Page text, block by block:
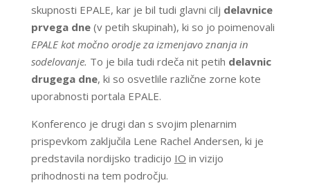
skupnosti EPALE, kar je bil tudi glavni cilj delavnice
prvega dne(v petih skupinah), ki so jo poimenovali
EPALE kot močno orodje za izmenjavo znanja in
sodelovanje. To je bila tudi rdeča nit petih delavnic
drugega dne, ki so osvetlile različne zorne kote
uporabnosti portala EPALE.
Konferenco je drugi dan s svojim plenarnim
prispevkom zaključila Lene Rachel Andersen, ki je
predstavila nordijsko tradicijo IO in vizijo
prihodnosti na tem področju.